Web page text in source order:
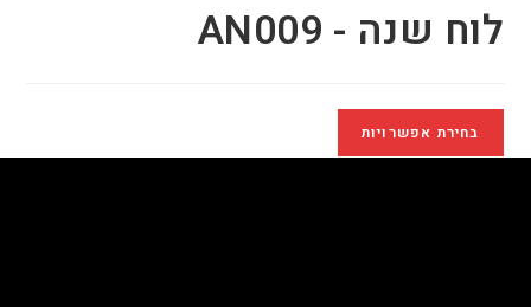
לוח שנה - AN009
בחירת אפשרויות